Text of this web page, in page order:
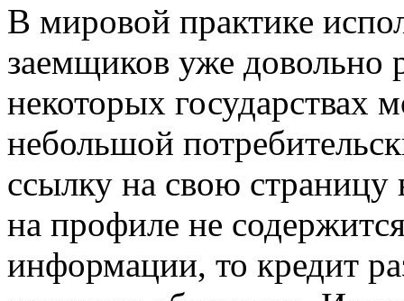
В мировой практике
заемщиков уже довольно
некоторых государствах
небольшой
ссылку на свою
на профиле не
информации, то кредит